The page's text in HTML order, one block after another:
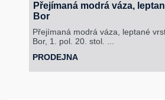
Přejímaná modrá váza,
Bor
Přejímaná modrá váza, leptané
Bor, 1. pol. 20. stol. ...
PRODEJNA